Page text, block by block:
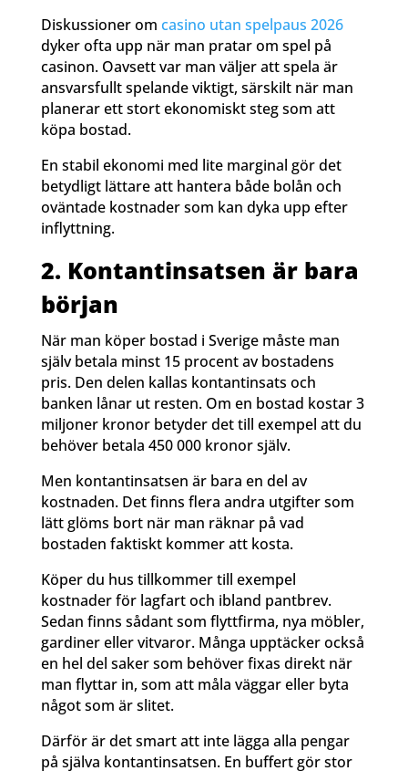
Diskussioner om casino utan spelpaus 2026
dyker ofta upp när man pratar om spel på
casinon. Oavsett var man väljer att spela är
ansvarsfullt spelande viktigt, särskilt när man
planerar ett stort ekonomiskt steg som att
köpa bostad.
En stabil ekonomi med lite marginal gör det
betydligt lättare att hantera både bolån och
oväntade kostnader som kan dyka upp efter
inflyttning.
2. Kontantinsatsen är bara
början
När man köper bostad i Sverige måste man
själv betala minst 15 procent av bostadens
pris. Den delen kallas kontantinsats och
banken lånar ut resten. Om en bostad kostar 3
miljoner kronor betyder det till exempel att du
behöver betala 450 000 kronor själv.
Men kontantinsatsen är bara en del av
kostnaden. Det finns flera andra utgifter som
lätt glöms bort när man räknar på vad
bostaden faktiskt kommer att kosta.
Köper du hus tillkommer till exempel
kostnader för lagfart och ibland pantbrev.
Sedan finns sådant som flyttfirma, nya möbler,
gardiner eller vitvaror. Många upptäcker också
en hel del saker som behöver fixas direkt när
man flyttar in, som att måla väggar eller byta
något som är slitet.
Därför är det smart att inte lägga alla pengar
på själva kontantinsatsen. En buffert gör stor